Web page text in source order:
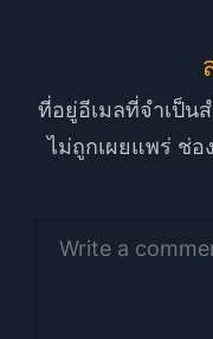
ที่อยู่อีเมลที่จำเป็น
ไม่ถูกเผยแพร่ ช่อ